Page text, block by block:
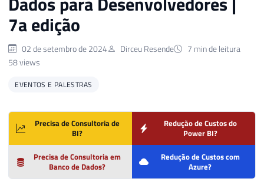
7a edição
02 de setembro de 2024 Dirceu Resende
7 min de leitura
58 views
EVENTOS E PALESTRAS
Precisa de Consultoria de
BI?
Redução de Custos do
Power BI?
Precisa de Consultoria em
Banco de Dados?
Redução de Custos com
Azure?